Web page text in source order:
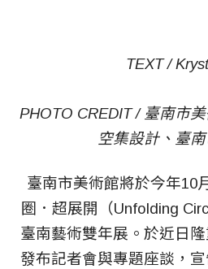
TEXT /
PHOTO CREDIT / 臺南市
空集設計、臺
臺南市美術館將於今年10
圈．超展開（Unfolding
臺南藝術雙年展。於近日隆
發布記者會與專題座談，